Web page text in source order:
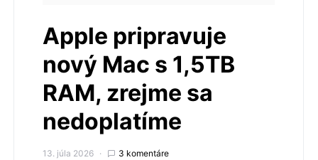
Apple pripravuje
nový Mac s 1,5TB
RAM, zrejme sa
nedoplatíme
13. júla 2026 3 komentáre